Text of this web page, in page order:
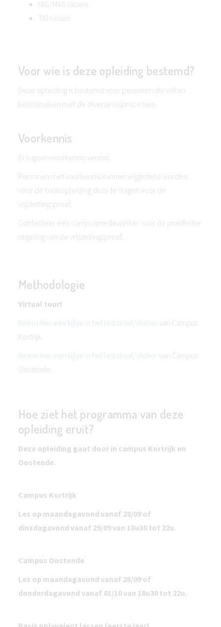
MIG/MAG lassen
TIG lassen
Voor wie is deze opleiding bestemd?
Deze opleiding is bestemd voor personen die willen
kennismaken met de diverse lasprocessen.
Voorkennis
Er is geen voorkennis vereist.
Personen met voorkennis kunnen vrijgesteld worden
voor de basisopleiding door te slagen voor de
vrijstellingsproef.
Contacteer een campusmedewerker voor de praktische
regeling van de vrijstellingsproef.
Methodologie
Virtual tour!
Neem hier een kijkje in het leslokaal/atelier van Campus
Kortrijk.
Neem hier een kijkje in het leslokaal/atelier van Campus
Oostende.
Hoe ziet het programma van deze
opleiding eruit?
Deze opleiding gaat door in campus Kortrijk en
Oostende.
Campus Kortrijk
Les op maandagavond vanaf 28/09 of
dinsdagavond vanaf 29/09 van 18u30 tot 22u.
Campus Oostende
Les op maandagavond vanaf 28/09 of
donderdagavond vanaf 01/10 van 18u30 tot 22u.